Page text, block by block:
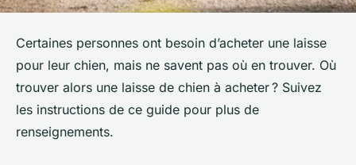
Certaines personnes ont besoin d’acheter une laisse
pour leur chien, mais ne savent pas où en trouver. Où
trouver alors une laisse de chien à acheter ? Suivez
les instructions de ce guide pour plus de
renseignements.